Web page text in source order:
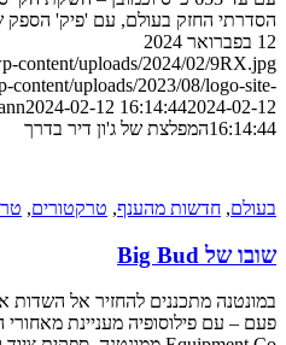
הסדרתי החזק בעולם, עם 'פיק' הספק של 780 כ"ס, ברור היה
12 בפברואר 2024
content/uploads/2024/02/9RX.jpg
content/uploads/2023/08/logo-site-
2024-02-12 16:14:442024-02-12
16:14:44המפלצת של ג'ון דיר בדרך
בעולם, חדשות מהענף, טרקטורים,
שובו של Big Bud
במונטנה מתכננים להחזיר אל השדות